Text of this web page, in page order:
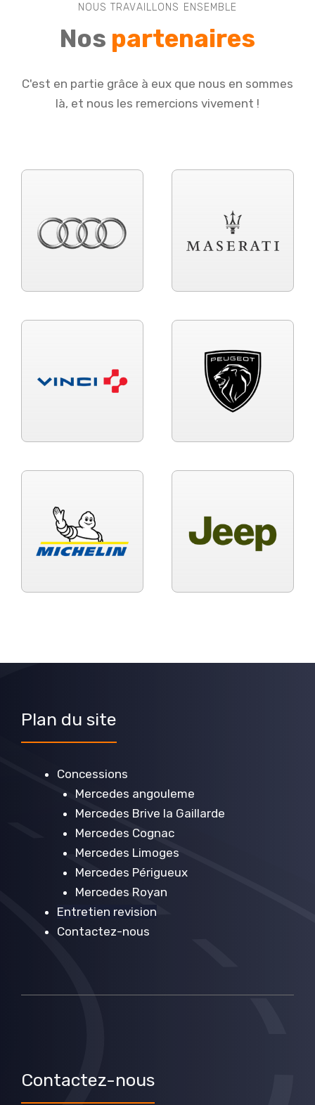
NOUS TRAVAILLONS ENSEMBLE
Nos partenaires
C'est en partie grâce à eux que nous en sommes
là, et nous les remercions vivement !
Plan du site
Concessions
Mercedes angouleme
Mercedes Brive la Gaillarde
Mercedes Cognac
Mercedes Limoges
Mercedes Périgueux
Mercedes Royan
Entretien revision
Contactez-nous
Contactez-nous